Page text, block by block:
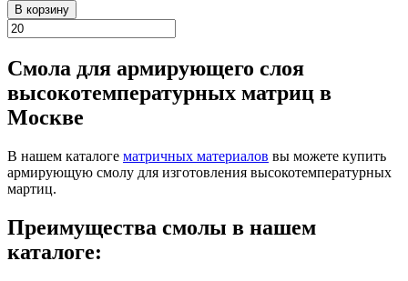
В корзину
Смола для армирующего слоя
высокотемпературных матриц в
Москве
В нашем каталоге матричных материалов вы можете купить
армирующую смолу для изготовления высокотемпературных
мартиц.
Преимущества смолы в нашем
каталоге: